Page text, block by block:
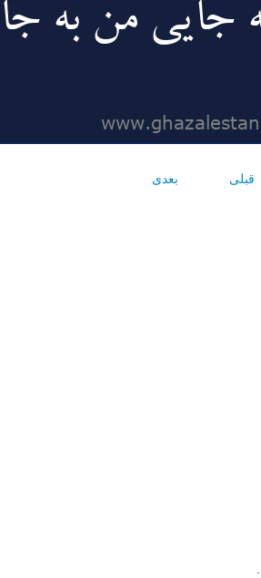
قبلی بعدی